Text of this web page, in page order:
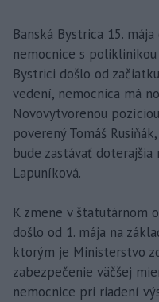
Banská Bystrica 15.
nemocnice s poliklinikou
Bystrici došlo od
vedení, nemocnica má
Novovytvorenou
poverený Tomáš
bude zastávať
Lapuníková.
K zmene v štatutárnom
došlo od 1. mája na
ktorým je Ministerstvo
zabezpečenie väčšej
nemocnice pri riadení